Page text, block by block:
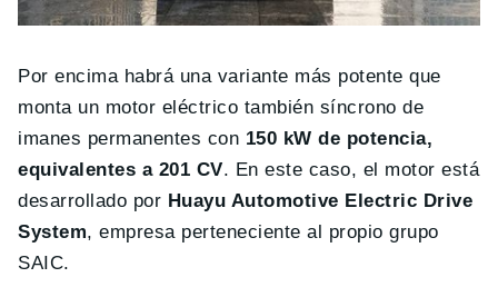
Por encima habrá una variante más potente que
monta un motor eléctrico también síncrono de
imanes permanentes con 150 kW de potencia,
equivalentes a 201 CV. En este caso, el motor está
desarrollado por Huayu Automotive Electric Drive
System, empresa perteneciente al propio grupo
SAIC.